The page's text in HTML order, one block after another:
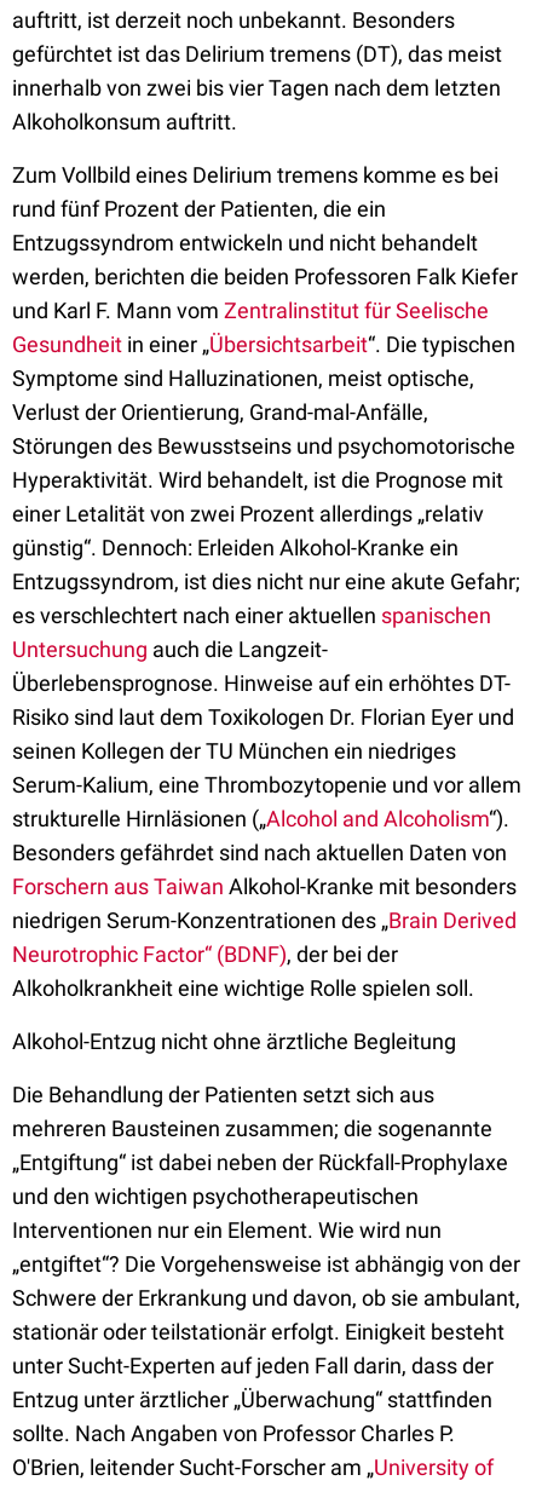
auftritt, ist derzeit noch unbekannt. Besonders
gefürchtet ist das Delirium tremens (DT), das meist
innerhalb von zwei bis vier Tagen nach dem letzten
Alkoholkonsum auftritt.
Zum Vollbild eines Delirium tremens komme es bei
rund fünf Prozent der Patienten, die ein
Entzugssyndrom entwickeln und nicht behandelt
werden, berichten die beiden Professoren Falk Kiefer
und Karl F. Mann vom Zentralinstitut für Seelische
Gesundheit in einer „Übersichtsarbeit“. Die typischen
Symptome sind Halluzinationen, meist optische,
Verlust der Orientierung, Grand-mal-Anfälle,
Störungen des Bewusstseins und psychomotorische
Hyperaktivität. Wird behandelt, ist die Prognose mit
einer Letalität von zwei Prozent allerdings „relativ
günstig“. Dennoch: Erleiden Alkohol-Kranke ein
Entzugssyndrom, ist dies nicht nur eine akute Gefahr;
es verschlechtert nach einer aktuellen spanischen
Untersuchung auch die Langzeit-
Überlebensprognose. Hinweise auf ein erhöhtes DT-
Risiko sind laut dem Toxikologen Dr. Florian Eyer und
seinen Kollegen der TU München ein niedriges
Serum-Kalium, eine Thrombozytopenie und vor allem
strukturelle Hirnläsionen („Alcohol and Alcoholism“).
Besonders gefährdet sind nach aktuellen Daten von
Forschern aus Taiwan Alkohol-Kranke mit besonders
niedrigen Serum-Konzentrationen des „Brain Derived
Neurotrophic Factor“ (BDNF), der bei der
Alkoholkrankheit eine wichtige Rolle spielen soll.
Alkohol-Entzug nicht ohne ärztliche Begleitung
Die Behandlung der Patienten setzt sich aus
mehreren Bausteinen zusammen; die sogenannte
„Entgiftung“ ist dabei neben der Rückfall-Prophylaxe
und den wichtigen psychotherapeutischen
Interventionen nur ein Element. Wie wird nun
„entgiftet“? Die Vorgehensweise ist abhängig von der
Schwere der Erkrankung und davon, ob sie ambulant,
stationär oder teilstationär erfolgt. Einigkeit besteht
unter Sucht-Experten auf jeden Fall darin, dass der
Entzug unter ärztlicher „Überwachung“ stattfinden
sollte. Nach Angaben von Professor Charles P.
O'Brien, leitender Sucht-Forscher am „University of